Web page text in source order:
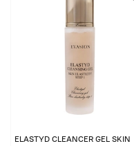
ELASTYD CLEANCER GEL SKIN